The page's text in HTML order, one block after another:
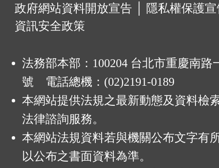
政府網站資料開放宣告
隱私權保護
資訊安全政策
法務部本部：100204 台北市重慶南路
號 電話總機：(02)2191-0189
本網站提供法規之最新動態及資料檢
法律諮詢服務。
本網站法規資料若與機關公布文字有
以公布之書面資料為準。